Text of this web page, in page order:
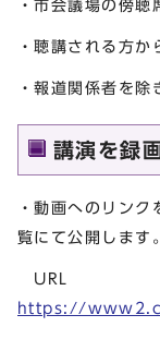
・市会議場の傍聴
・聴講される方か
・報道関係者を除
講演を録
・動画へのリン
覧にて公開します。
URL
https://